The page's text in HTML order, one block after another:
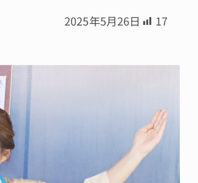
2025年5月26日 17